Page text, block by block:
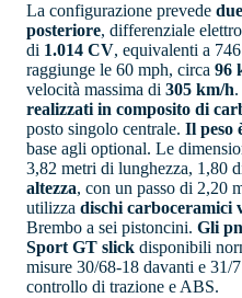
La configurazione prevede
posteriore, differenziale
di 1.014 CV, equivalenti a
raggiunge le 60 mph, circa 96
velocità massima di 305 km/h.
realizzati in composito di
posto singolo centrale. Il peso
base agli optional. Le
3,82 metri di lunghezza, 1,80
altezza, con un passo di 2,20
utilizza dischi carboceramici
Brembo a sei pistoncini. Gli
Sport GT slick disponibili
misure 30/68-18 davanti e 31/
controllo di trazione e ABS.